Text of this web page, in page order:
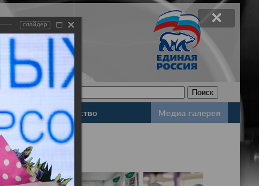
Законодательство Медиа галерея
слайдер